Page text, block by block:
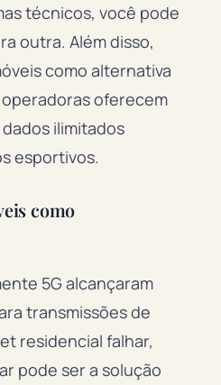
técnicos, você pode
outra. Além disso,
como alternativa
oferecem
ilimitados
esportivos.
como
5G alcançaram
transmissões de
residencial falhar,
pode ser a solução